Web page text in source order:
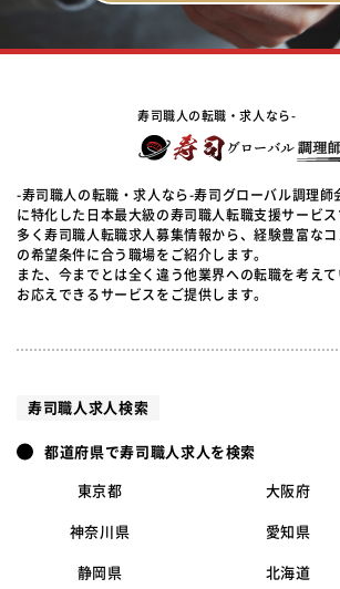
寿司職人の転職・求人なら-
-寿司職人の転職・求人なら-寿司グローバル調理師
に特化した日本最大級の寿司職人転職支援サービス
多く寿司職人転職求人募集情報から、経験豊富な
の希望条件に合う職場をご紹介します。
また、今までとは全く違う他業界への転職を考え
お応えできるサービスをご提供します。
寿司職人求人検索
都道府県で寿司職人求人を検索
東京都 大阪府
神奈川県 愛知県
静岡県 北海道